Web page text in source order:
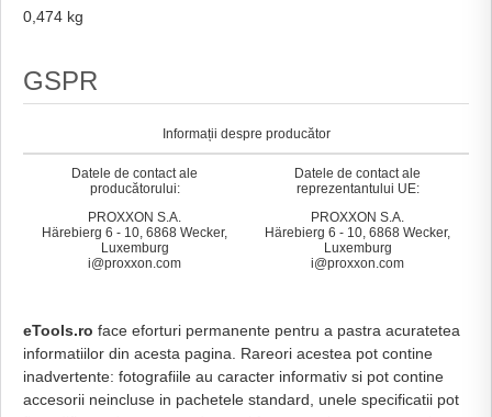
0,474 kg
GSPR
Informații despre producător
Datele de contact ale
producătorului:
PROXXON S.A.
Härebierg 6 - 10, 6868 Wecker,
Luxemburg
i@proxxon.com
Datele de contact ale
reprezentantului UE:
PROXXON S.A.
Härebierg 6 - 10, 6868 Wecker,
Luxemburg
i@proxxon.com
eTools.ro face eforturi permanente pentru a pastra acuratetea
informatiilor din acesta pagina. Rareori acestea pot contine
inadvertente: fotografiile au caracter informativ si pot contine
accesorii neincluse in pachetele standard, unele specificatii pot